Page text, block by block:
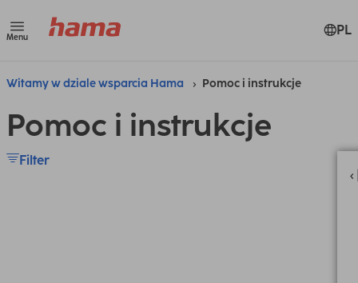
Menu PL
Witamy w dziale wsparcia Hama Pomoc i instrukcje
Pomoc i instrukcje
Filter